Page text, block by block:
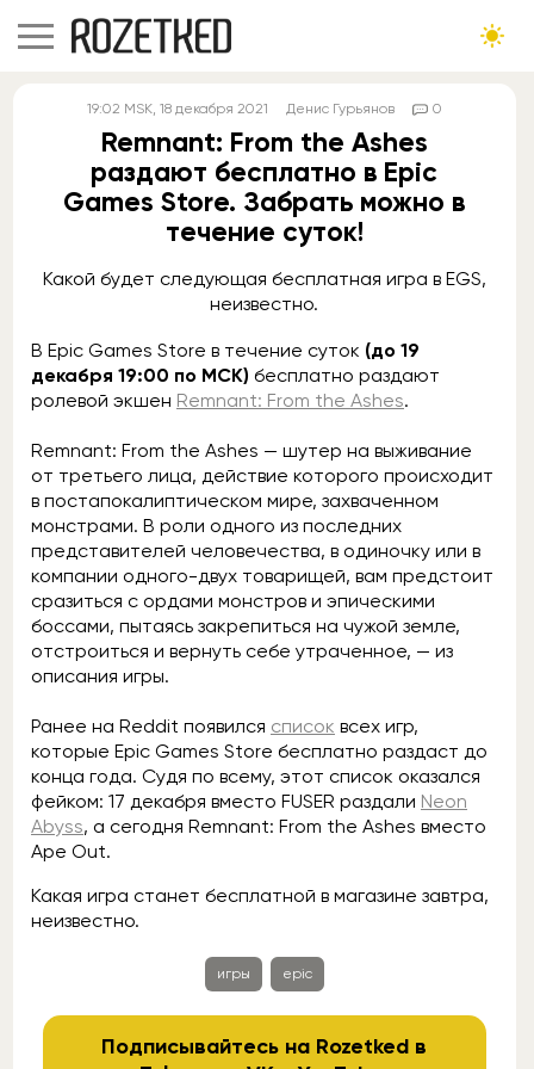
19:02 MSK, 18 декабря 2021 Денис Гурьянов 0
Remnant: From the Ashes
раздают бесплатно в Epic
Games Store. Забрать можно в
течение суток!
Какой будет следующая бесплатная игра в EGS,
неизвестно.
В Epic Games Store в течение суток (до 19
декабря 19:00 по МСК) бесплатно раздают
ролевой экшен Remnant: From the Ashes.
Remnant: From the Ashes — шутер на выживание
от третьего лица, действие которого происходит
в постапокалиптическом мире, захваченном
монстрами. В роли одного из последних
представителей человечества, в одиночку или в
компании одного-двух товарищей, вам предстоит
сразиться с ордами монстров и эпическими
боссами, пытаясь закрепиться на чужой земле,
отстроиться и вернуть себе утраченное, — из
описания игры.
Ранее на Reddit появился список всех игр,
которые Epic Games Store бесплатно раздаст до
конца года. Судя по всему, этот список оказался
фейком: 17 декабря вместо FUSER раздали Neon
Abyss, а сегодня Remnant: From the Ashes вместо
Ape Out.
Какая игра станет бесплатной в магазине завтра,
неизвестно.
игры epic
Подписывайтесь на Rozetked в